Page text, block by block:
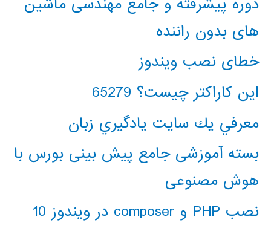
های بدون راننده
خطای نصب ویندوز
این کاراکتر چیست؟ 65279
معرفي يك سايت يادگيري زبان
بسته آموزشی جامع پیش بینی بورس با
هوش مصنوعی
نصب PHP و composer در ویندوز 10